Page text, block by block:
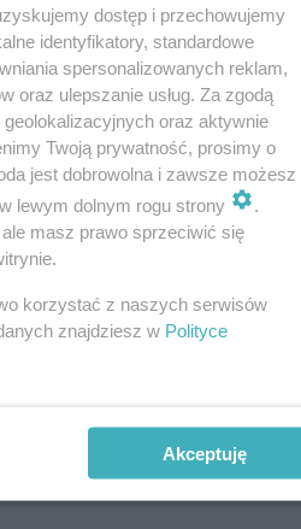
REKLAMA
dostęp i przechowujemy
identyfikatory, standardowe
spersonalizowanych reklam,
oraz ulepszanie usług. Za zgodą
oraz aktywnie
Twoją prywatność, prosimy o
jest dobrowolna i zawsze możesz
lewym dolnym rogu strony
.
masz prawo sprzeciwić się
korzystać z naszych serwisów
znajdziesz w Polityce
Akceptuję